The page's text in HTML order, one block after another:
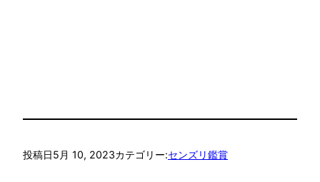
投稿日5月 10, 2023カテゴリー:センズリ鑑賞